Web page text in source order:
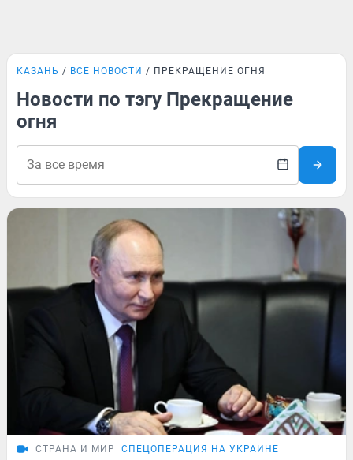
КАЗАНЬ ВСЕ НОВОСТИ ПРЕКРАЩЕНИЕ ОГНЯ
Новости по тэгу Прекращение
огня
СТРАНА И МИР СПЕЦОПЕРАЦИЯ НА УКРАИНЕ